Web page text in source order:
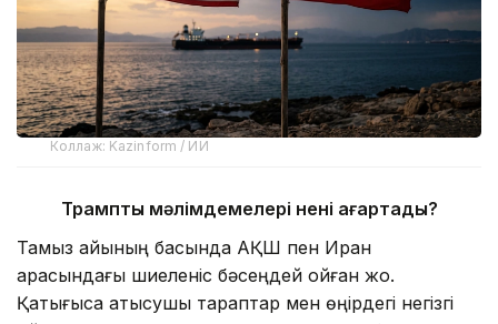
Коллаж: Kazinform / ИИ
Трамптың мәлімдемелері нені аңғартады?
Тамыз айының басында АҚШ пен Иран
арасындағы шиеленіс бәсеңдей қойған жоқ.
Қақтығысқа қатысушы тараптар мен өңірдегі негізгі